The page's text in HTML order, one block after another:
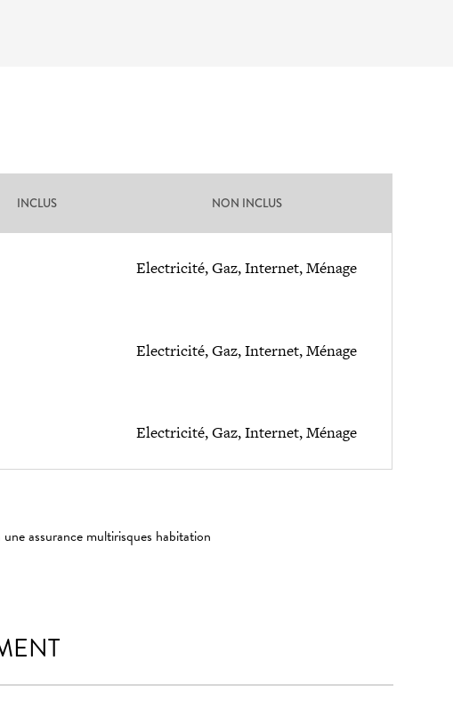
INCLUS NON INCLUS
Electricité, Gaz, Internet, Ménage
Electricité, Gaz, Internet, Ménage
Electricité, Gaz, Internet, Ménage
assurance multirisques habitation